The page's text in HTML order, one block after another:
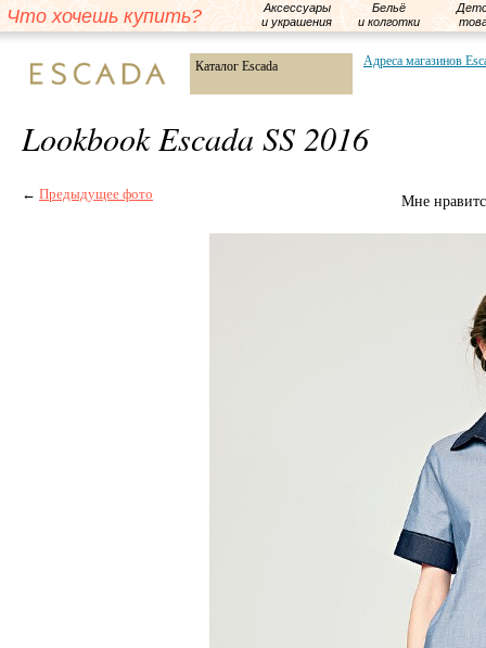
Что хочешь купить?
Аксессуары
и украшения
Бельё
и колготки
Каталог Escada Адреса магазинов
Lookbook Escada SS 2016
← Предыдущее фото Мне